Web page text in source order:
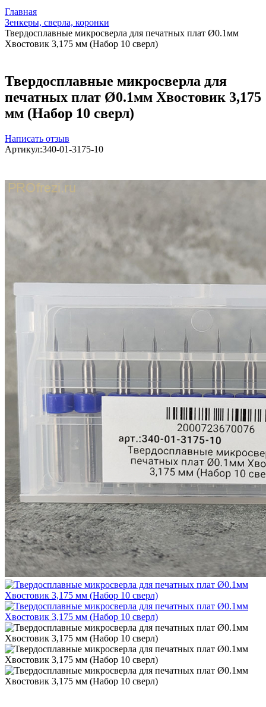
Главная
Зенкеры, сверла, коронки
Твердосплавные микросверла для печатных плат Ø0.1мм
Хвостовик 3,175 мм (Набор 10 сверл)
Твердосплавные микросверла для
печатных плат Ø0.1мм Хвостовик 3,175
мм (Набор 10 сверл)
Написать отзыв
Артикул:340-01-3175-10